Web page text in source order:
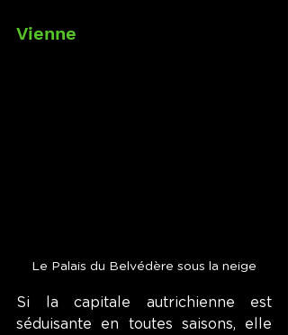
Vienne
Le Palais du Belvédère sous la neige
Si la capitale autrichienne est
séduisante en toutes saisons, elle